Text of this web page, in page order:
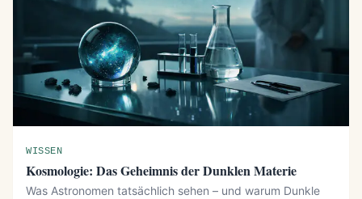
WISSEN
Kosmologie: Das Geheimnis der Dunklen Materie
Was Astronomen tatsächlich sehen – und warum Dunkle